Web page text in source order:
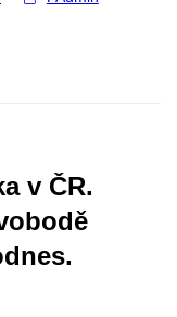
v ČR.